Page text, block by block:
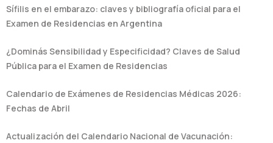
Sífilis en el embarazo: claves y bibliografía oficial para el
Examen de Residencias en Argentina
¿Dominás Sensibilidad y Especificidad? Claves de Salud
Pública para el Examen de Residencias
Calendario de Exámenes de Residencias Médicas 2026:
Fechas de Abril
Actualización del Calendario Nacional de Vacunación: